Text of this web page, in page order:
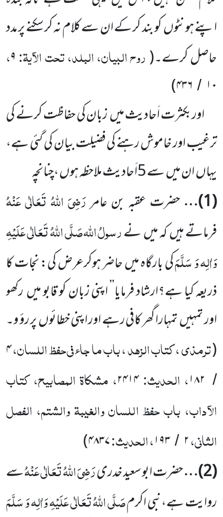
اپنے ہونٹوںکو بند کر کے ان سے کلام نہ کر سکنے پر مدد
حاصل کرے۔(روح البیان، البلد، تحت الآیۃ:۹،
۱۰ / ۴۳۶)
اوربکثرت اَحادیث میںزبان کی حفاظت کرنے کی
ترغیب اور خاموش رہنے کی فضیلت بیان کی گئی ہے،
یہاںان میںسے5اَحادیث ملاحظہ ہوں ،چنانچہ
(
1
)…حضرت عقبہ بن عامررَضِیَ اللّٰہُ تَعَالٰی عَنْہُ
فرماتے ہیںکہ میںنےرسولُاللّٰہصَلَّی اللّٰہُ تَعَالٰی عَلَیْہِ
وَاٰلِہ وَ سَلَّمَکی بارگاہمیں حاضر ہوکرعرض کی: نجات کا
ذریعہ کیا ہے؟ارشاد فرمایا’’ اپنی زبان کو قابو میںرکھو
اور تمہیںتمہارا گھر کافی رہے اور اپنی خطائوںپر رؤ و۔
(ترمذی ، کتاب الزہد ، باب ما جاء فی حفظ اللسان،۴
/ ۱۸۲، الحدیث:۲۴۱۴، مشکاۃ المصابیح، کتاب
الآداب، باب حفظ اللسان والغیبۃ والشتم، الفصل
الثانی،۲ / ۱۹۳، الحدیث:۴۸۳۷)
(
2
)…حضرت ابو سعید خدریرَضِیَ اللّٰہُ تَعَالٰی عَنْہُسے
روایت ہے،نبی اکرمصَلَّی اللّٰہُ تَعَالٰی عَلَیْہِ وَاٰلِہ وَ سَلَّمَ